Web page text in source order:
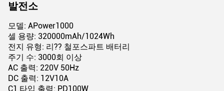
발전소
모델: APower1000
셀 용량: 320000mAh/1024Wh
전지 유형: 리?? 철포스파트 배터리
주기 수: 3000회 이상
AC 출력: 220V 50Hz
DC 출력: 12V10A
C1 타입 출력: PD100W